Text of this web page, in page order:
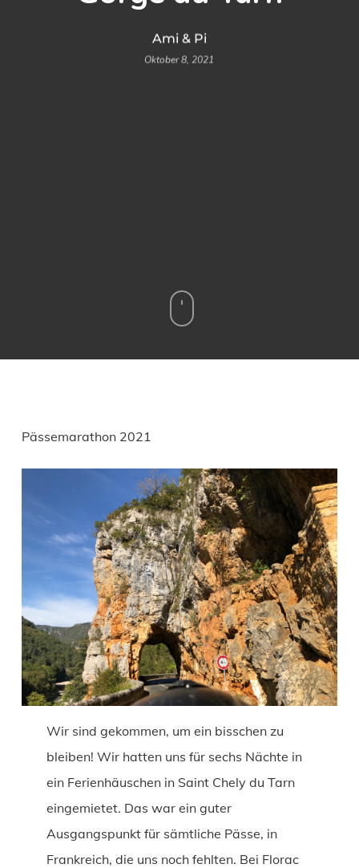
Ami & Pi
Oktober 8, 2021
Pässemarathon 2021
Wir sind gekommen, um ein bisschen zu
bleiben! Wir hatten uns für sechs Nächte in
ein Ferienhäuschen in Saint Chely du Tarn
eingemietet. Das war ein guter
Ausgangspunkt für sämtliche Pässe, in
Frankreich, die uns noch fehlten. Bei Florac